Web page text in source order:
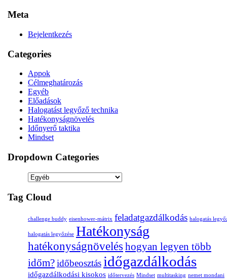
Meta
Bejelentkezés
Categories
Appok
Célmeghatározás
Egyéb
Előadások
Halogatást legyőző technika
Hatékonyságnövelés
Időnyerő taktika
Mindset
Dropdown Categories
Tag Cloud
challenge buddy eisenhower-mátrix feladatgazdálkodás halogatás
halogatás legyőzése Hatékonyság
hatékonyságnövelés hogyan legyen több
időm?időbeosztás időgazdálkodás
időgazdálkodási kisokos időtervezés Mindset multitasking nemet mondani